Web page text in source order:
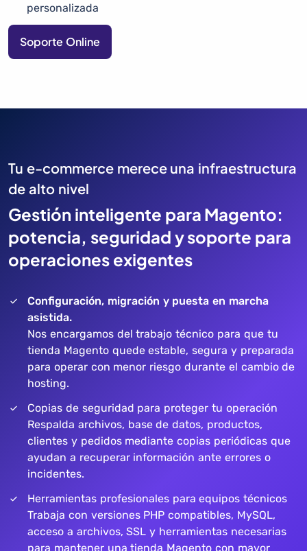
personalizada
Soporte Online
Tu e-commerce merece una infraestructura
de alto nivel
Gestión inteligente para Magento:
potencia, seguridad y soporte para
operaciones exigentes
Configuración, migración y puesta en marcha
asistida.
Nos encargamos del trabajo técnico para que tu
tienda Magento quede estable, segura y preparada
para operar con menor riesgo durante el cambio de
hosting.
Copias de seguridad para proteger tu operación
Respalda archivos, base de datos, productos,
clientes y pedidos mediante copias periódicas que
ayudan a recuperar información ante errores o
incidentes.
Herramientas profesionales para equipos técnicos
Trabaja con versiones PHP compatibles, MySQL,
acceso a archivos, SSL y herramientas necesarias
para mantener una tienda Magento con mayor